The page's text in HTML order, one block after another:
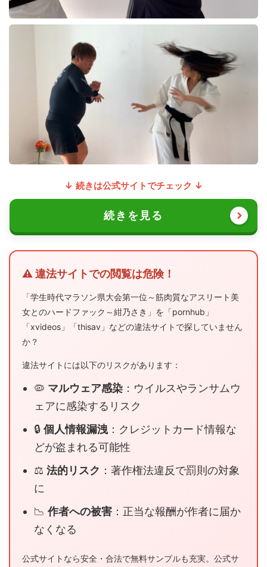
↓ 続きは公式サイトでチェック ↓
続きを見る
⚠️ 違法サイトでの閲覧は危険！
「学生時代マラソン県大会第一位～筋肉質なアスリート美
女とのハードファック～紺乃さき」を「pornhub」
「xvideos」「thisav」などの違法サイトで探していません
か？
違法サイトには以下のリスクがあります：
🦠 マルウェア感染 ：ウイルスやランサムウ
ェアに感染するリスク
🔒 個人情報漏洩 ：クレジットカード情報な
どが盗まれる可能性
⚖️ 法的リスク ：著作権法違反で罰則の対象
に
📉 作者への被害 ：正当な報酬が作者に届か
なくなる
公式サイトなら安全・合法で無料サンプルも充実。公式サ